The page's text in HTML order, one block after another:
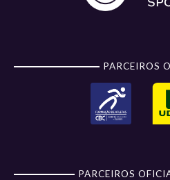
PARCEIROS
PARCEIROS